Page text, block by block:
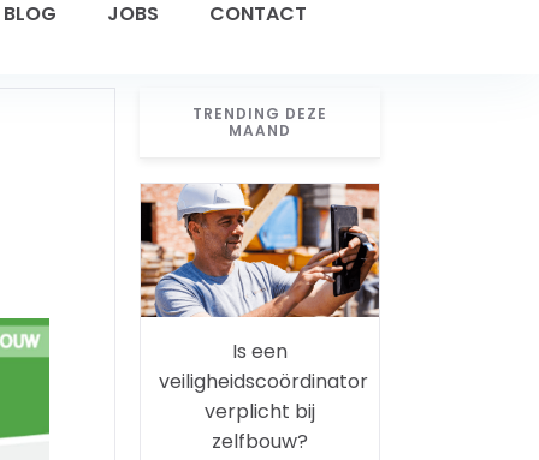
BLOG JOBS CONTACT
TRENDING DEZE
MAAND
Is een
veiligheidscoördinator
verplicht bij
zelfbouw?